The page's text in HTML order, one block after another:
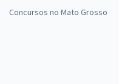
Concursos no Mato Grosso